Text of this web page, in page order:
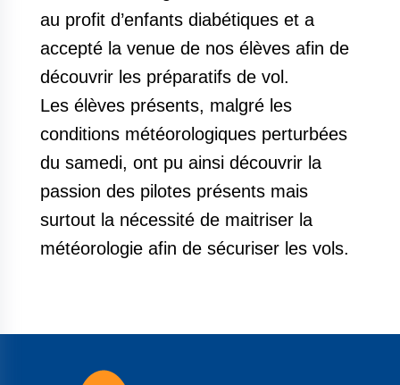
au profit d’enfants diabétiques et a
accepté la venue de nos élèves afin de
découvrir les préparatifs de vol.
Les élèves présents, malgré les
conditions météorologiques perturbées
du samedi, ont pu ainsi découvrir la
passion des pilotes présents mais
surtout la nécessité de maitriser la
météorologie afin de sécuriser les vols.